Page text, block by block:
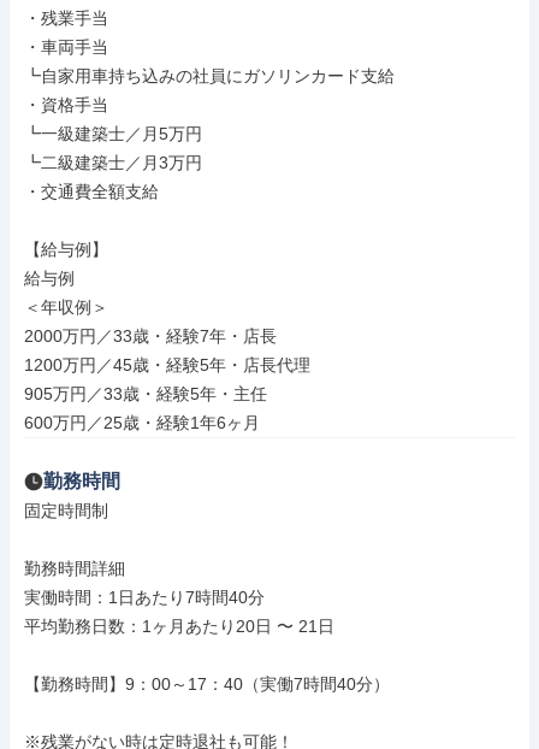
・残業手当
・車両手当
┗自家用車持ち込みの社員にガソリンカード支給
・資格手当
┗一級建築士／月5万円
┗二級建築士／月3万円
・交通費全額支給
【給与例】
給与例
＜年収例＞
2000万円／33歳・経験7年・店長
1200万円／45歳・経験5年・店長代理
905万円／33歳・経験5年・主任
600万円／25歳・経験1年6ヶ月
勤務時間
固定時間制
勤務時間詳細
実働時間：1日あたり7時間40分
平均勤務日数：1ヶ月あたり20日 〜 21日
【勤務時間】9：00～17：40（実働7時間40分）
※残業がない時は定時退社も可能！